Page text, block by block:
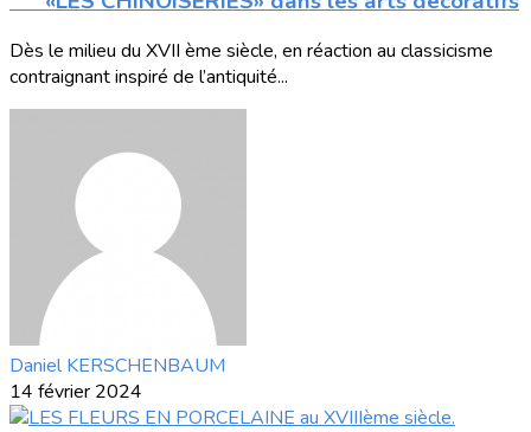
Dès le milieu du XVII ème siècle, en réaction au classicisme
contraignant inspiré de l’antiquité...
Daniel KERSCHENBAUM
14 février 2024